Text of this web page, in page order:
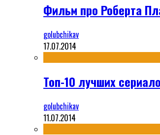
Фильм про Роберта
golubchikav
17.07.2014
Топ-10 лучших
golubchikav
11.07.2014